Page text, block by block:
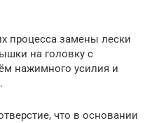
процесса замены лески
на головку с
нажимного усилия и
что в основании